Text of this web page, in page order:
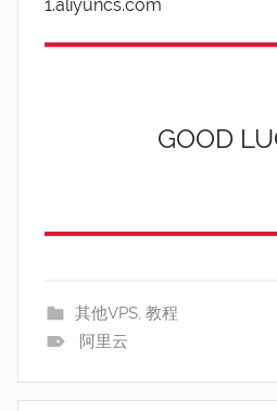
1.aliyuncs.com
GOOD
其他VPS, 教程
阿里云